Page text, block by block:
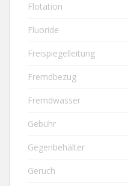
Flotation
Fluoride
Freispiegelleitung
Fremdbezug
Fremdwasser
Gebühr
Gegenbehälter
Geruch